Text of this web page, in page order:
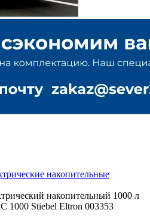
накопительные
накопительный 1000 л
1000 Stiebel Eltron 003353